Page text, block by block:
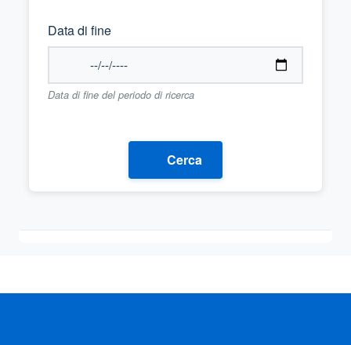
Data di fine
Data di fine del periodo di ricerca
Cerca